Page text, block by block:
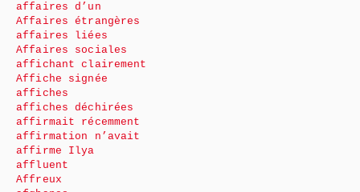
affaires d’un
Affaires étrangères
affaires liées
Affaires sociales
affichant clairement
Affiche signée
affiches
affiches déchirées
affirmait récemment
affirmation n’avait
affirme Ilya
affluent
Affreux